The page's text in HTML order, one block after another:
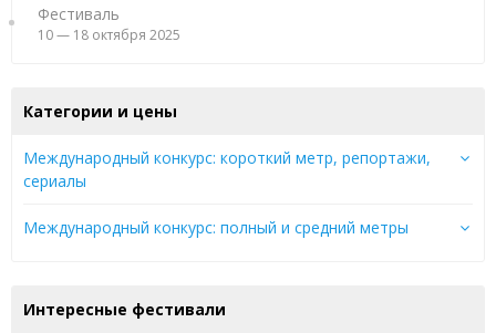
Фестиваль
10 — 18 октября 2025
Категории и цены
Международный конкурс: короткий метр, репортажи,
сериалы
Международный конкурс: полный и средний метры
Интересные фестивали